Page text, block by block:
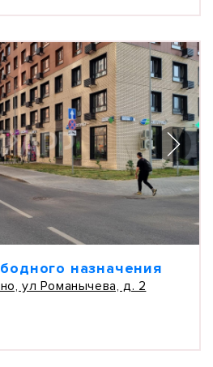
назначения
ул Романычева, д. 2